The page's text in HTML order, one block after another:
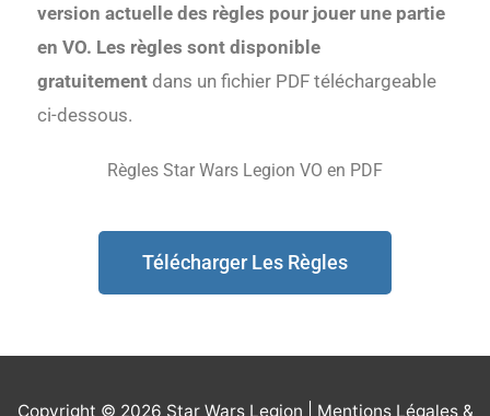
version actuelle des règles pour jouer une partie
en VO. Les règles sont disponible
gratuitement dans un fichier PDF téléchargeable
ci-dessous.
Règles Star Wars Legion VO en PDF
Télécharger Les Règles
Copyright © 2026 Star Wars Legion | Mentions Légales &